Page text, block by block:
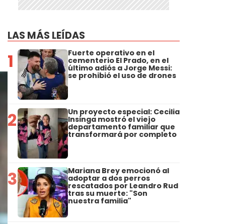
LAS MÁS LEÍDAS
1 Fuerte operativo en el
cementerio El Prado, en el
último adiós a Jorge Messi:
se prohibió el uso de drones
2 Un proyecto especial: Cecilia
Insinga mostró el viejo
departamento familiar que
transformará por completo
3 Mariana Brey emocionó al
adoptar a dos perros
rescatados por Leandro Rud
tras su muerte: "Son
nuestra familia"